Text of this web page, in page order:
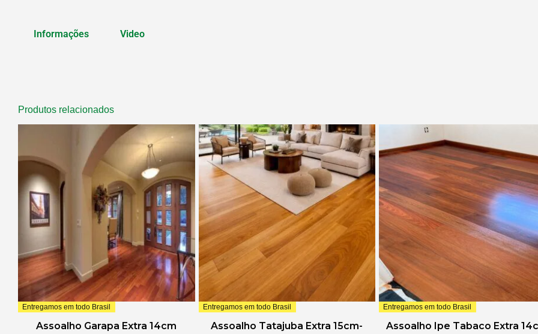
Informações Video
Produtos relacionados
Entregamos em todo Brasil
Assoalho Garapa Extra 14cm
Entregamos em todo Brasil
Assoalho Tatajuba Extra 15cm-
Entregamos em todo Brasil
Assoalho Ipe Tabaco Extra